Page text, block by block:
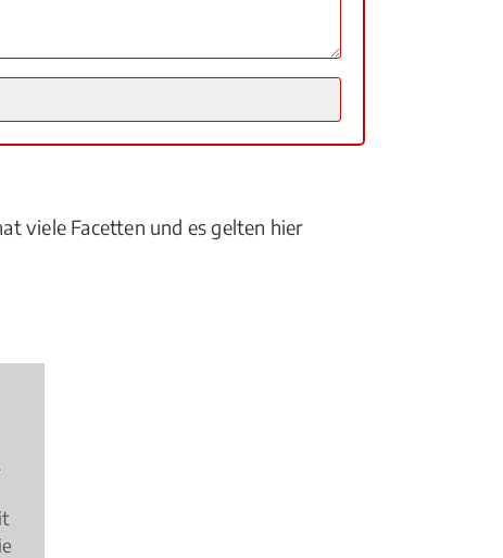
viele Facetten und es gelten hier